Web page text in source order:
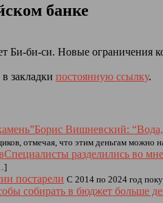
банке
Би-би-си. Новые
закладки постоянную ссылку.
Борис Вишневский: “Вода,
отмечая, что этим деньгам
Специалисты разделились во
постарели С 2014 по 2024 год
собирать в бюджет больше